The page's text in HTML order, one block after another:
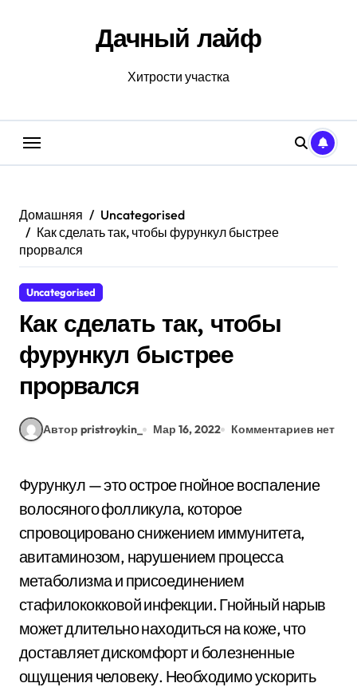
Дачный лайф
Хитрости участка
Домашняя
Uncategorised
Как сделать так, чтобы фурункул быстрее
прорвался
Uncategorised
Как сделать так, чтобы
фурункул быстрее
прорвался
Автор pristroykin_ Мар 16, 2022 Комментариев нет
Фурункул — это острое гнойное воспаление
волосяного фолликула, которое
спровоцировано снижением иммунитета,
авитаминозом, нарушением процесса
метаболизма и присоединением
стафилококковой инфекции. Гнойный нарыв
может длительно находиться на коже, что
доставляет дискомфорт и болезненные
ощущения человеку. Необходимо ускорить